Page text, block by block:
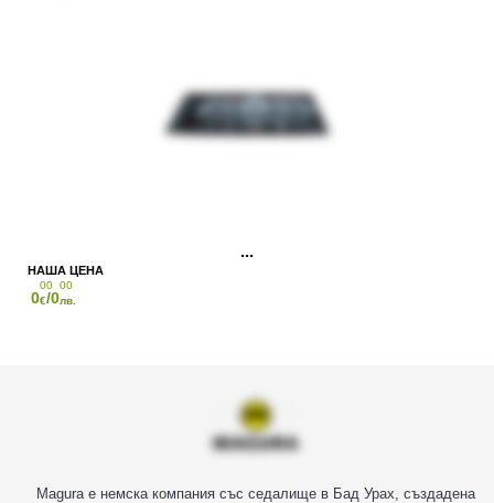
Magura е немска компания със седалище в Бад Урах, създадена
0
00
€/0
00
лв.